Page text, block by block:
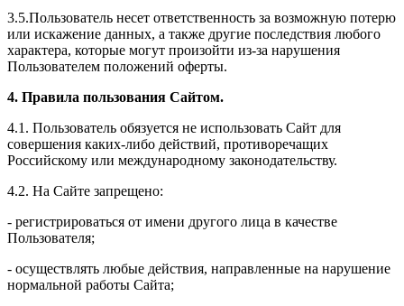
3.5.Пользователь несет ответственность за возможную потерю
или искажение данных, а также другие последствия любого
характера, которые могут произойти из-за нарушения
Пользователем положений оферты.
4. Правила пользования Сайтом.
4.1. Пользователь обязуется не использовать Сайт для
совершения каких-либо действий, противоречащих
Российскому или международному законодательству.
4.2. На Сайте запрещено:
- регистрироваться от имени другого лица в качестве
Пользователя;
- осуществлять любые действия, направленные на нарушение
нормальной работы Сайта;